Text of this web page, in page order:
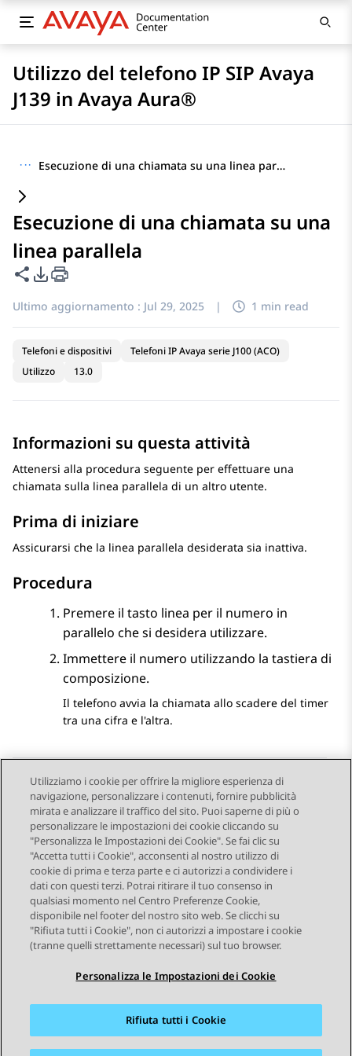
Utilizzo del telefono IP SIP Avaya
J139 in Avaya Aura®
··· Esecuzione di una chiamata su una linea parallela
Esecuzione di una chiamata su una
linea parallela
Condividi questa pagina
Opzioni di esportazione PDF
Ultimo aggiornamento : Jul 29, 2025 | 1 min read
Telefoni e dispositivi
Telefoni IP Avaya serie J100 (ACO)
Utilizzo
13.0
Informazioni su questa attività
Attenersi alla procedura seguente per effettuare una
chiamata sulla linea parallela di un altro utente.
Prima di iniziare
Assicurarsi che la linea parallela desiderata sia inattiva.
Procedura
Premere il tasto linea per il numero in
parallelo che si desidera utilizzare.
Immettere il numero utilizzando la tastiera di
composizione.
Il telefono avvia la chiamata allo scadere del timer
tra una cifra e l'altra.
Send Feedback
Navigazione argomento
Argomento precedente Argomento successivo
STAY CONNECTED
Mappa del sito Condizioni d'uso
Privacy
Utilizziamo i cookie per offrire la migliore esperienza di
navigazione, personalizzare i contenuti, fornire pubblicità
mirata e analizzare il traffico del sito. Puoi saperne di più o
personalizzare le impostazioni dei cookie cliccando su
"Personalizza le Impostazioni dei Cookie". Se fai clic su
"Accetta tutti i Cookie", acconsenti al nostro utilizzo di
cookie di prima e terza parte e ci autorizzi a condividere i
dati con questi terzi. Potrai ritirare il tuo consenso in
qualsiasi momento nel Centro Preferenze Cookie,
disponibile nel footer del nostro sito web. Se clicchi su
"Rifiuta tutti i Cookie", non ci autorizzi a impostare i cookie
(tranne quelli strettamente necessari) sul tuo browser.
Personalizza le Impostazioni dei Cookie
Rifiuta tutti i Cookie